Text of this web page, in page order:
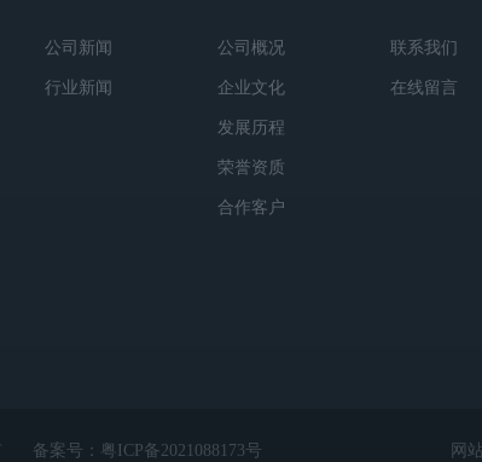
公司新闻
行业新闻
公司概况
企业文化
发展历程
荣誉资质
合作客户
联系我们
在线留言
备案号： 粤ICP备2021088173号 网